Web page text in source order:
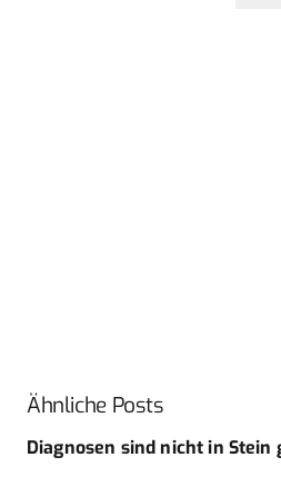
Ähnliche Posts
Diagnosen sind nicht in Stein